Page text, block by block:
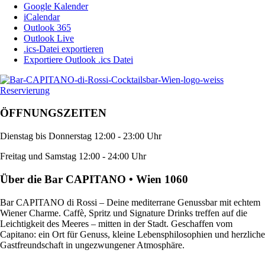
Google Kalender
iCalendar
Outlook 365
Outlook Live
.ics-Datei exportieren
Exportiere Outlook .ics Datei
Reservierung
ÖFFNUNGSZEITEN
Dienstag bis Donnerstag 12:00 - 23:00 Uhr
Freitag und Samstag 12:00 - 24:00 Uhr
Über die Bar CAPITANO • Wien 1060
Bar CAPITANO di Rossi – Deine mediterrane Genussbar mit echtem
Wiener Charme. Caffè, Spritz und Signature Drinks treffen auf die
Leichtigkeit des Meeres – mitten in der Stadt. Geschaffen vom
Capitano: ein Ort für Genuss, kleine Lebensphilosophien und herzliche
Gastfreundschaft in ungezwungener Atmosphäre.